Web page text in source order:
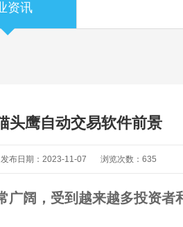
资讯
头鹰自动交易软件前景
发布日期：2023-11-07 浏览次数： 635
阔，受到越来越多投资